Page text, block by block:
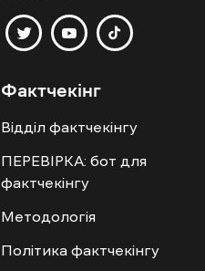
Фактчекінг
Відділ фактчекінгу
ПЕРЕВІРКА: бот для
фактчекінгу
Методологія
Політика фактчекінгу